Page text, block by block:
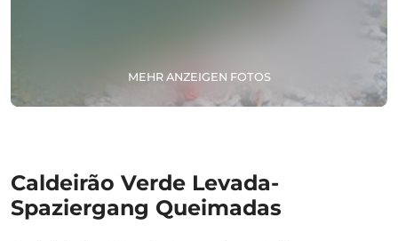
MEHR ANZEIGEN FOTOS
Caldeirão Verde Levada-
Spaziergang Queimadas